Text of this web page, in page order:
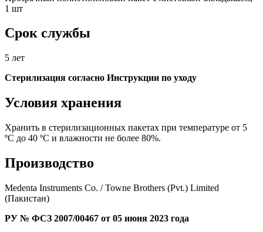
1 шт
Срок службы
5 лет
Стерилизация согласно Инструкции по уходу
Условия хранения
Хранить в стерилизационных пакетах при температуре от 5
ºС до 40 ºС и влажности не более 80%.
Производство
Medenta Instruments Co. / Towne Brothers (Pvt.) Limited
(Пакистан)
РУ № ФСЗ 2007/00467 от 05 июня 2023 года